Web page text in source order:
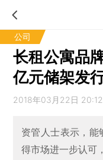
公司
长租公寓品
亿元储架发
2018年03月22日 20:12
资管人士表示，能
得市场进一步认可